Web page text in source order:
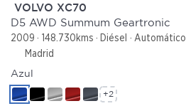
VOLVO XC70
D5 AWD Summum Geartronic
2009 148.730kms Diésel
Automático
Madrid
Azul
+2